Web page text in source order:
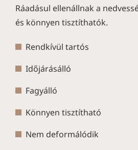
Ráadásul ellenállnak a
és könnyen tisztíthatók.
Rendkívül tartós
Időjárásálló
Fagyálló
Könnyen tisztítható
Nem deformálódik